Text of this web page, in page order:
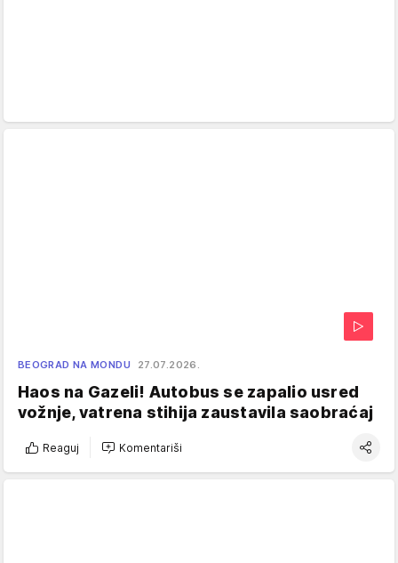
BEOGRAD NA MONDU 27.07.2026.
Haos na Gazeli! Autobus se zapalio usred
vožnje, vatrena stihija zaustavila saobraćaj
Reaguj Komentariši